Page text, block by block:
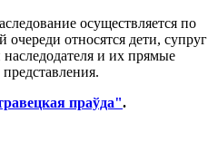
осуществляется по
очереди относятся дети, супруг
и их прямые
праўда".